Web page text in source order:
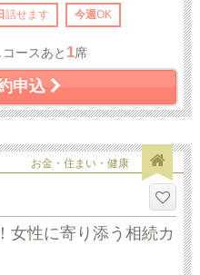
話せます 今週OK
ースあと 1席
申込
お金・住まい・健康
女性に寄り添う相続カ